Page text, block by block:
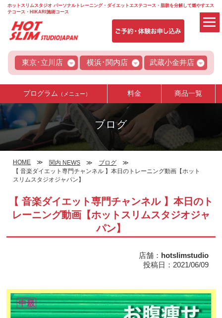
ホットスリムスタジオ パーソナルトレーニング・ダイエットエステコース・脂肪を分解して燃やすエス
テコース・HIKARI施術コース
東京･立川店 横浜･関内店 武蔵小金井店
プログラム （メニュー） 料金 商品一覧
ブログ
HOME 関内 NEWS
ブログ
【 音楽ダイエット専門チャンネル 】本日のトレーニング動画【ホット
スリムスタジオジャパン】
【 音楽ダイエット専門チャンネル 】本日のト
レーニング動画【ホットスリムスタジオジャ
パン】
店舗： hotslimstudio
投稿日：2021/06/09